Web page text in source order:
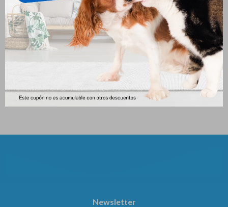
Pro Plan Urinary Gato 1kg
$ 752
Newsletter